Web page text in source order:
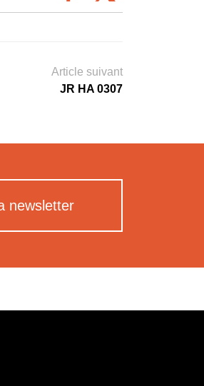
Article suivant
JR HA 0307
newsletter